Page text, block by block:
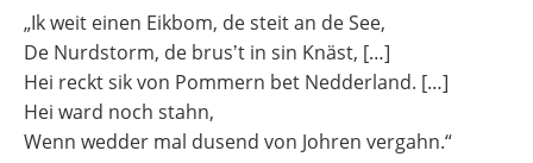
„Ik weit einen Eikbom, de steit an de See,
De Nurdstorm, de brusʼt in sin Knäst, […]
Hei reckt sik von Pommern bet Nedderland. […]
Hei ward noch stahn,
Wenn wedder mal dusend von Johren vergahn.“